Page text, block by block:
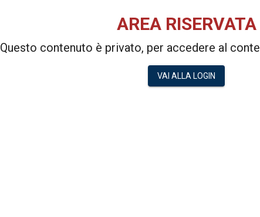
AREA RISERVATA
Questo contenuto è privato, per accedere al
VAI ALLA LOGIN